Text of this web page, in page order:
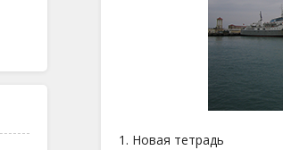
1. Новая тетрадь